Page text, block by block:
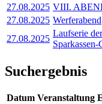
27.08.2025 VIII.
27.08.2025 Werferabend
27.08.2025
Laufserie
Sparkassen-
Suchergebnis
Datum Veranstaltung